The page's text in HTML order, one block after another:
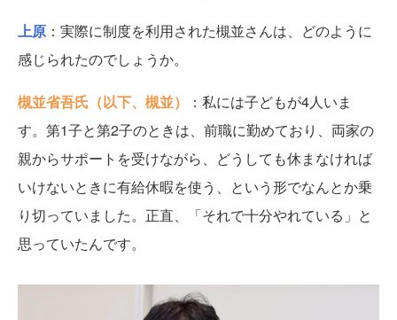
上原 ：実際に制度を利用された槻並さんは、どのように
感じられたのでしょうか。
槻並省吾氏（以下、槻並）
：私には子どもが4人いま
す。第1子と第2子のときは、前職に勤めており、両家の
親からサポートを受けながら、どうしても休まなければ
いけないときに有給休暇を使う、という形でなんとか乗
り切っていました。正直、「それで十分やれている」と
思っていたんです。